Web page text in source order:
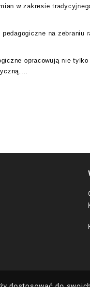
w zakresie
pedagogiczne na
opracowują nie